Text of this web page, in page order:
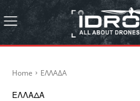
Home ΕΛΛΑΔΑ
ΕΛΛΑΔΑ